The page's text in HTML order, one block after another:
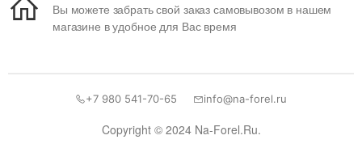
Вы можете забрать свой заказ самовывозом в нашем
магазине в удобное для Вас время
Copyright © 2024 Na-Forel.Ru.
+7 980 541-70-65 info@na-forel.ru